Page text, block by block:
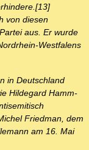
von diesen
aus. Er wurde
Westfalens
in Deutschland
Hildegard Hamm-
Friedman, dem
am 16. Mai